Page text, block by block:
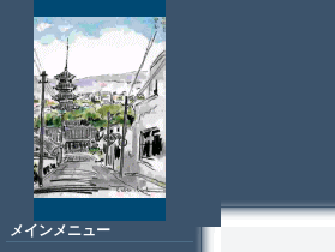
メインメニュー